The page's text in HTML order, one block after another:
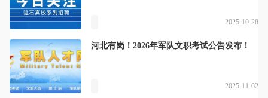
2025-10-28
河北有岗！2026年军队文职考试公告发布！
2025-11-02